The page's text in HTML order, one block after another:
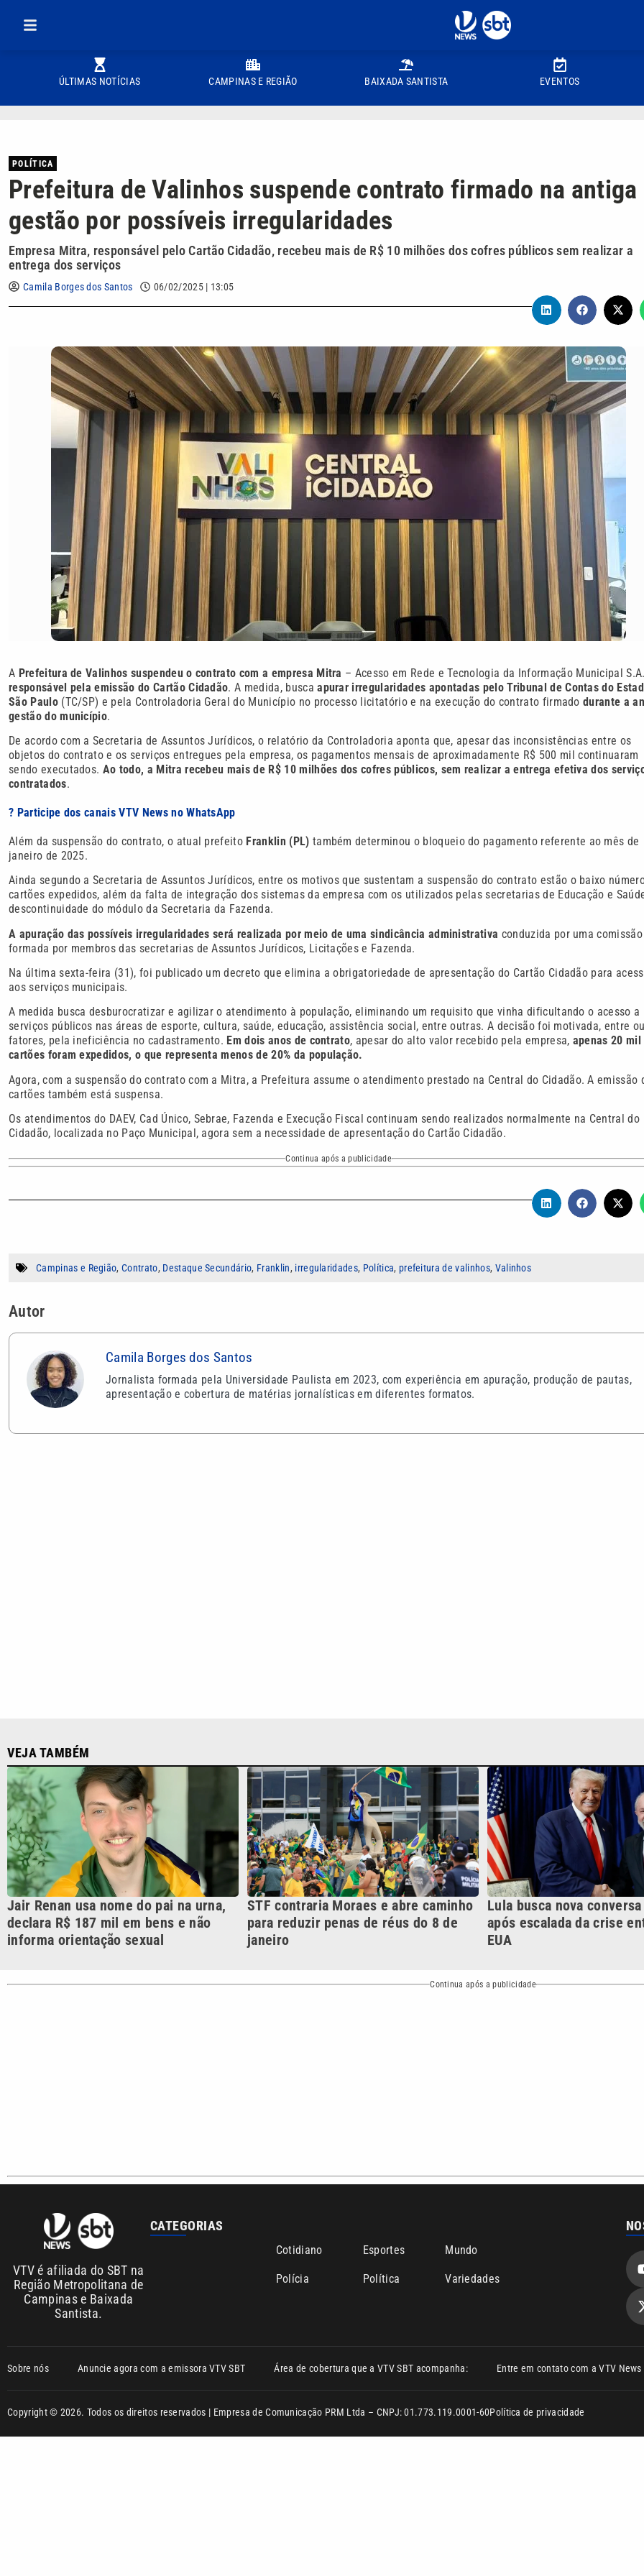
ÚLTIMAS NOTÍCIAS CAMPINAS E REGIÃO BAIXADA SANTISTA EVENTOS
POLÍTICA
Prefeitura de Valinhos suspende contrato firmado na antiga
gestão por possíveis irregularidades
Empresa Mitra, responsável pelo Cartão Cidadão, recebeu mais de R$ 10 milhões dos cofres públicos sem realizar a
entrega dos serviços
Camila Borges dos Santos 06/02/2025 | 13:05
A Prefeitura de Valinhos suspendeu o contrato com a empresa Mitra – Acesso em Rede e Tecnologia da Informação Municipal
responsável pela emissão do Cartão Cidadão. A medida, buscaapurar irregularidades apontadas pelo Tribunal de Contas do
São Paulo(TC/SP) e pela Controladoria Geral do Município no processo licitatório e na execução do contrato firmadodurante a
gestão do município.
De acordo com a Secretaria de Assuntos Jurídicos, o relatório da Controladoria aponta que, apesar das inconsistências entre os
objetos do contrato e os serviços entregues pela empresa, os pagamentos mensais de aproximadamente R$ 500 mil continuaram
sendo executados. Ao todo, a Mitra recebeu mais de R$ 10 milhões dos cofres públicos, sem realizar a entrega efetiva dos
contratados.
? Participe dos canais VTV News no WhatsApp
Além da suspensão do contrato, o atual prefeito Franklin (PL) também determinou o bloqueio do pagamento referente ao mês de
janeiro de 2025.
Ainda segundo a Secretaria de Assuntos Jurídicos, entre os motivos que sustentam a suspensão do contrato estão o baixo
cartões expedidos, além da falta de integração dos sistemas da empresa com os utilizados pelas secretarias de Educação e
descontinuidade do módulo da Secretaria da Fazenda.
A apuração das possíveis irregularidades será realizada por meio de uma sindicância administrativa conduzida por uma comissão
formada por membros das secretarias de Assuntos Jurídicos, Licitações e Fazenda.
Na última sexta-feira (31), foi publicado um decreto que elimina a obrigatoriedade de apresentação do Cartão Cidadão para
aos serviços municipais.
A medida busca desburocratizar e agilizar o atendimento à população, eliminando um requisito que vinha dificultando o acesso a
serviços públicos nas áreas de esporte, cultura, saúde, educação, assistência social, entre outras. A decisão foi motivada, entre
fatores, pela ineficiência no cadastramento. Em dois anos de contrato, apesar do alto valor recebido pela empresa, apenas 20 mil
cartões foram expedidos, o que representa menos de 20% da população.
Agora, com a suspensão do contrato com a Mitra, a Prefeitura assume o atendimento prestado na Central do Cidadão. A emissão
cartões também está suspensa.
Os atendimentos do DAEV, Cad Único, Sebrae, Fazenda e Execução Fiscal continuam sendo realizados normalmente na Central do
Cidadão, localizada no Paço Municipal, agora sem a necessidade de apresentação do Cartão Cidadão.
Continua após a publicidade
Campinas e Região,Contrato, Destaque Secundário, Franklin, irregularidades, Política, prefeitura de valinhos, Valinhos
Autor
Camila Borges dos Santos
Jornalista formada pela Universidade Paulista em 2023, com experiência em apuração, produção de pautas,
apresentação e cobertura de matérias jornalísticas em diferentes formatos.
declara R$ 187 mil em bens e não
informa orientação sexual
Continua após a publicidade
VTV é afiliada do SBT na
Região Metropolitana de
Campinas e Baixada
CATEGORIAS
Cotidiano Esportes Mundo
Polícia Política Variedades